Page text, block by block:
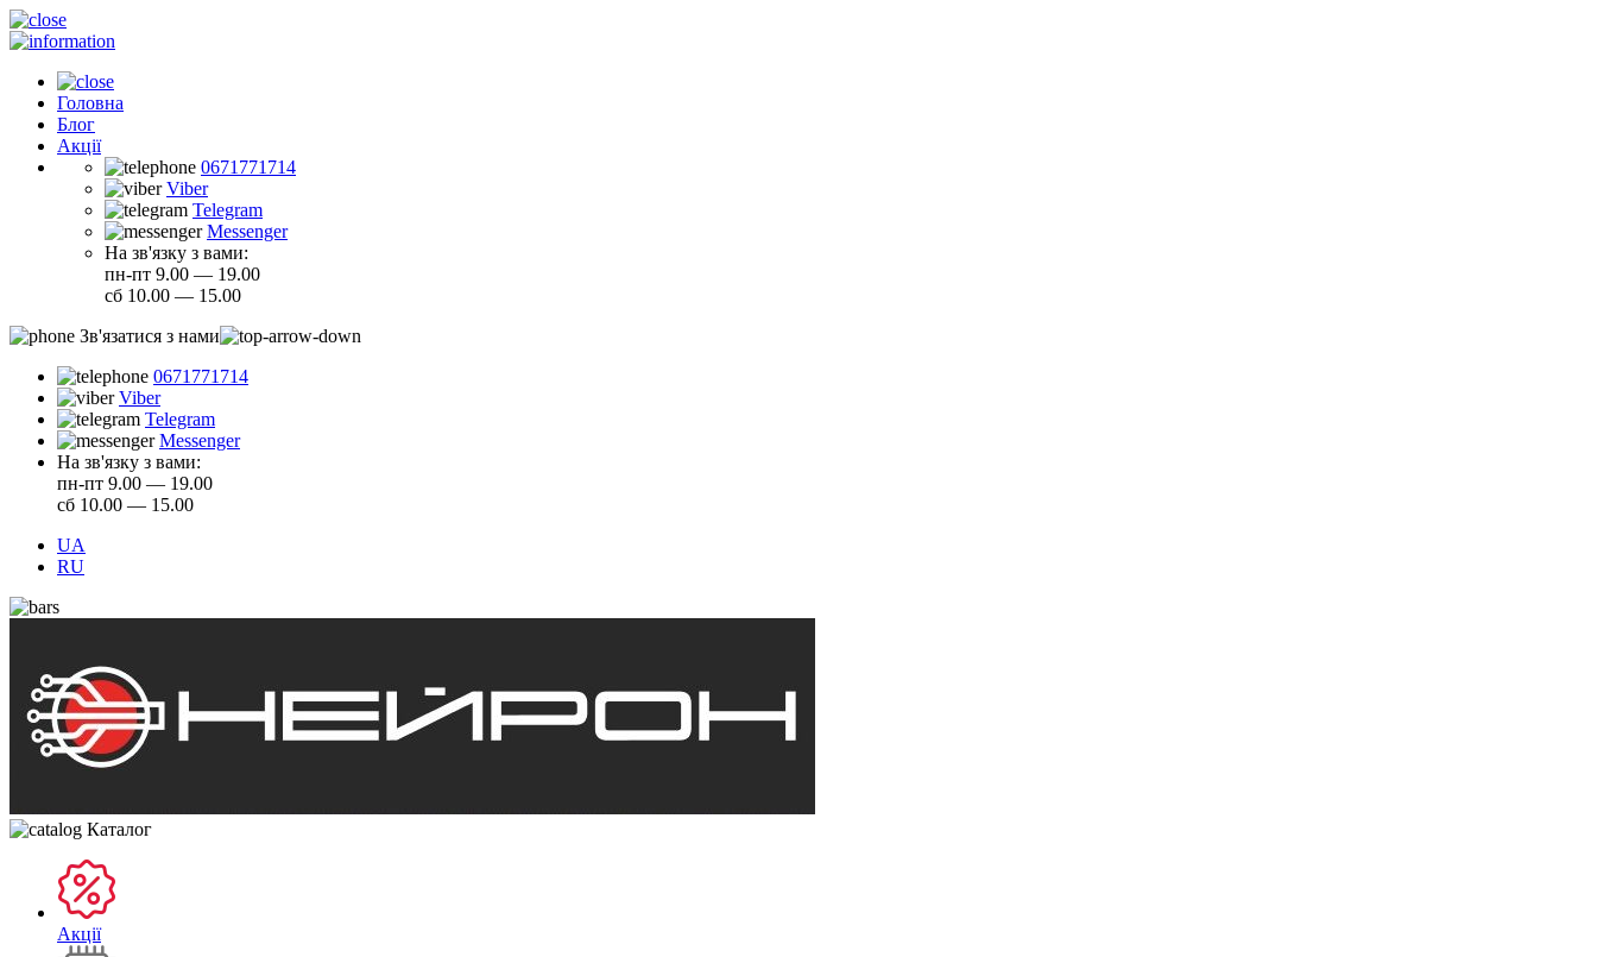
Головна
Блог
Акції
0671771714
Viber
Telegram
Messenger
На зв'язку з вами:
пн-пт 9.00 — 19.00
сб 10.00 — 15.00
Зв'язатися з нами
0671771714
Viber
Telegram
Messenger
На зв'язку з вами:
пн-пт 9.00 — 19.00
сб 10.00 — 15.00
UA
RU
Каталог
Акції